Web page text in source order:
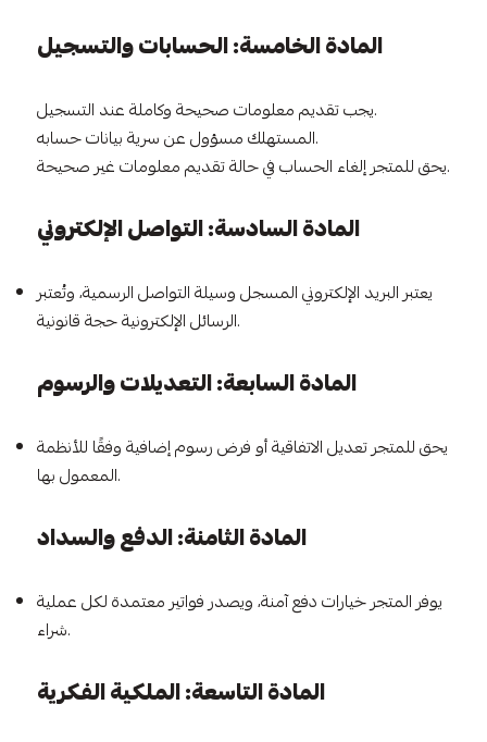
المادة الخامسة: الحسابات والتسجيل
يجب تقديم معلومات صحيحة وكاملة عند التسجيل.
المستهلك مسؤول عن سرية بيانات حسابه.
يحق للمتجر إلغاء الحساب في حالة تقديم معلومات غير صحيحة.
المادة السادسة: التواصل الإلكتروني
يعتبر البريد الإلكتروني المسجل وسيلة التواصل الرسمية، وتُعتبر
الرسائل الإلكترونية حجة قانونية.
المادة السابعة: التعديلات والرسوم
يحق للمتجر تعديل الاتفاقية أو فرض رسوم إضافية وفقًا للأنظمة
المعمول بها.
المادة الثامنة: الدفع والسداد
يوفر المتجر خيارات دفع آمنة، ويصدر فواتير معتمدة لكل عملية
شراء.
المادة التاسعة: الملكية الفكرية